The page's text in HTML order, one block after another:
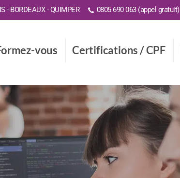
- BORDEAUX - QUIMPER 0805 690 063 (appel gratuit)
vous Certifications / CPF